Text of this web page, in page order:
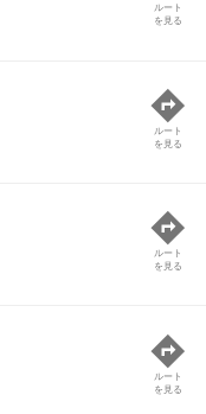
ルート
を見る
ルート
を見る
ルート
を見る
ルート
を見る